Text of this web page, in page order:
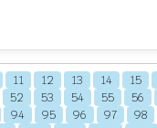
11 12 13 14
15
52 53 54 55
56
94 95 96 97
98